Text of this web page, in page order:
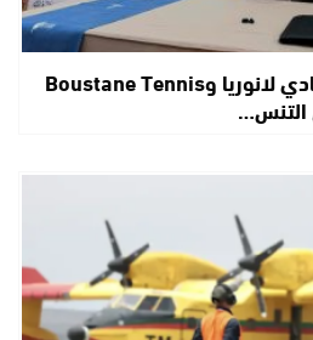
شراكة استراتيجية بين نادي لانوريا وBoustane Tennis